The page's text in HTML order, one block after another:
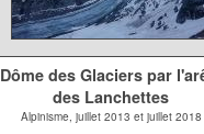
Dôme des Glaciers par
des Lanchettes
Alpinisme, juillet 2013 et juillet 2018